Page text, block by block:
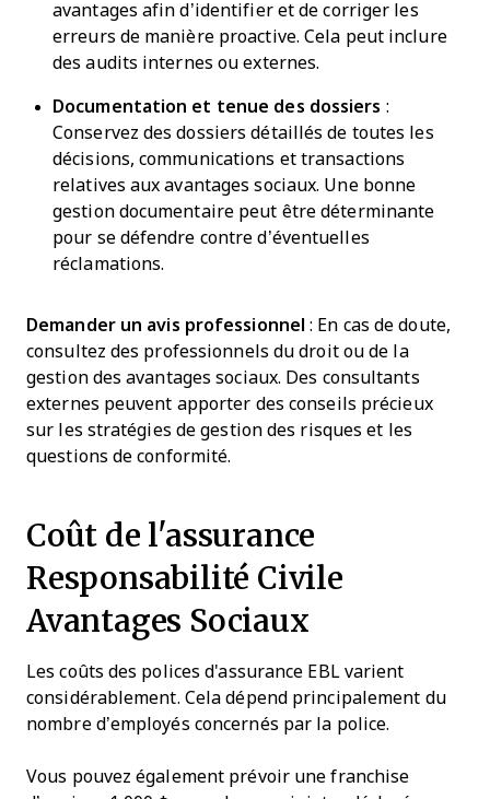
avantages afin d’identifier et de corriger les
erreurs de manière proactive. Cela peut inclure
des audits internes ou externes.
Documentation et tenue des dossiers :
Conservez des dossiers détaillés de toutes les
décisions, communications et transactions
relatives aux avantages sociaux. Une bonne
gestion documentaire peut être déterminante
pour se défendre contre d’éventuelles
réclamations.
Demander un avis professionnel : En cas de doute,
consultez des professionnels du droit ou de la
gestion des avantages sociaux. Des consultants
externes peuvent apporter des conseils précieux
sur les stratégies de gestion des risques et les
questions de conformité.
Coût de l'assurance
Responsabilité Civile
Avantages Sociaux
Les coûts des polices d'assurance EBL varient
considérablement. Cela dépend principalement du
nombre d’employés concernés par la police.
Vous pouvez également prévoir une franchise